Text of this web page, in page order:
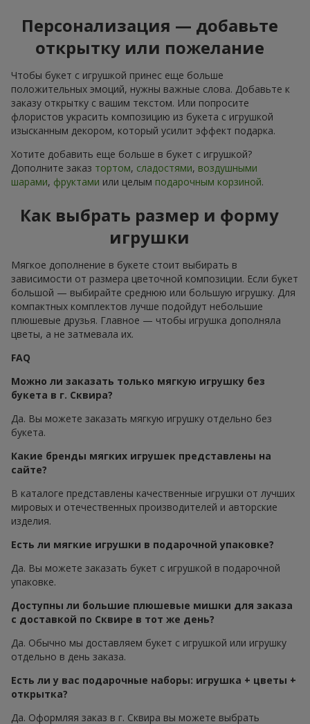
Персонализация — добавьте
открытку или пожелание
Чтобы букет с игрушкой принес еще больше
положительных эмоций, нужны важные слова. Добавьте к
заказу открытку с вашим текстом. Или попросите
флористов украсить композицию из букета с игрушкой
изысканным декором, который усилит эффект подарка.
Хотите добавить еще больше в букет с игрушкой?
Дополните заказ тортом, сладостями, воздушными
шарами, фруктами или целым подарочным корзиной.
Как выбрать размер и форму
игрушки
Мягкое дополнение в букете стоит выбирать в
зависимости от размера цветочной композиции. Если букет
большой — выбирайте среднюю или большую игрушку. Для
компактных комплектов лучше подойдут небольшие
плюшевые друзья. Главное — чтобы игрушка дополняла
цветы, а не затмевала их.
FAQ
Можно ли заказать только мягкую игрушку без
букета в г. Сквира?
Да. Вы можете заказать мягкую игрушку отдельно без
букета.
Какие бренды мягких игрушек представлены на
сайте?
В каталоге представлены качественные игрушки от лучших
мировых и отечественных производителей и авторские
изделия.
Есть ли мягкие игрушки в подарочной упаковке?
Да. Вы можете заказать букет с игрушкой в подарочной
упаковке.
Доступны ли большие плюшевые мишки для заказа
с доставкой по Сквире в тот же день?
Да. Обычно мы доставляем букет с игрушкой или игрушку
отдельно в день заказа.
Есть ли у вас подарочные наборы: игрушка + цветы +
открытка?
Да. Оформляя заказ в г. Сквира вы можете выбрать